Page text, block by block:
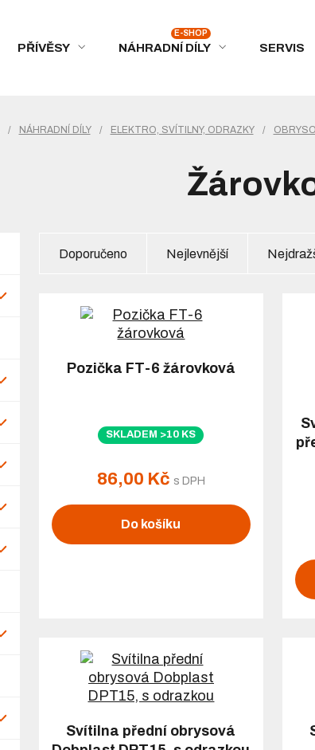
PŘÍVĚSY NÁHRADNÍ DÍLY SERVIS
/ NÁHRADNÍ DÍLY / ELEKTRO, SVÍTILNY, ODRAZKY /
Doporučeno Nejlevnější
Pozička FT-6 žárovková
SKLADEM >10 KS
86,00 Kč s DPH
Do košíku
Svítilna přední obrysová